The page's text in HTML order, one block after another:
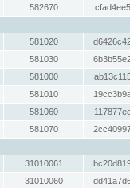
582670
581020
581030
581000
581010
581060
581070
31010061
31010060